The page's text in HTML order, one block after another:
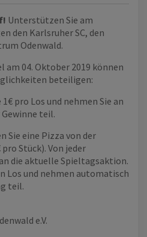
Unterstützen Sie am
den Karlsruher SC, den
Odenwald.
am 04. Oktober 2019 können
beteiligen:
1€ pro Los und nehmen Sie an
teil.
Sie eine Pizza von der
Stück). Von jeder
die aktuelle Spieltagsaktion.
Los und nehmen automatisch
teil.
e.V.